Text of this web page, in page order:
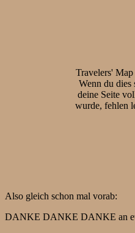
Travelers'
Wenn du dies
deine Seite
wurde, fehlen
Also gleich schon mal vorab:
DANKE DANKE DANKE an